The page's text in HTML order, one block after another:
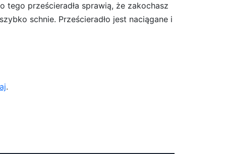
tego prześcieradła sprawią, że zakochasz
schnie. Prześcieradło jest naciągane i
.